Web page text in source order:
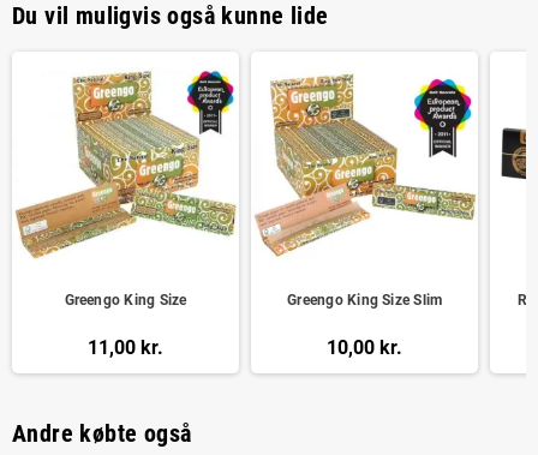
Du vil muligvis også kunne lide
Greengo King Size
11,00 kr.
Greengo King Size Slim
10,00 kr.
Andre købte også